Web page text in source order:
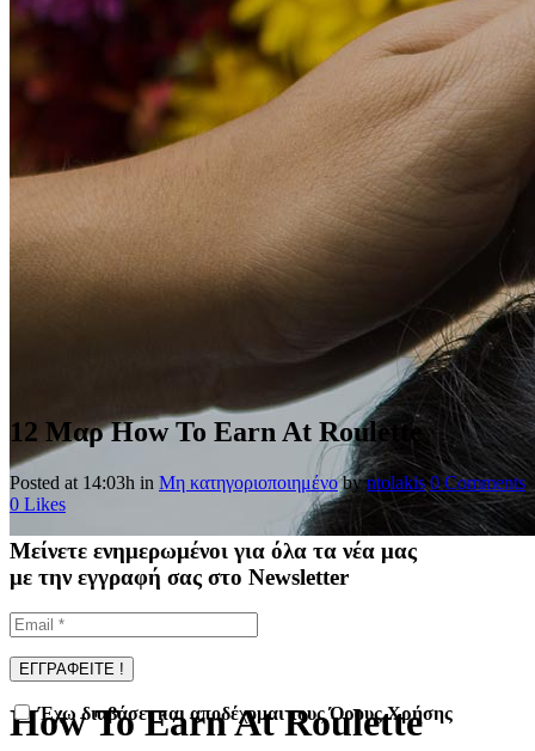
How To Earn At Roulette
12 ΜαρHow To Earn At Roulette
Posted at 14:03h in Μη κατηγοριοποιημένο byntolakis 0 Comments
0 Likes
Μείνετε ενημερωμένοι για όλα τα νέα μας
με την εγγραφή σας στο Newsletter
Έχω διαβάσει και αποδέχομαι τους Όρους Χρήσης